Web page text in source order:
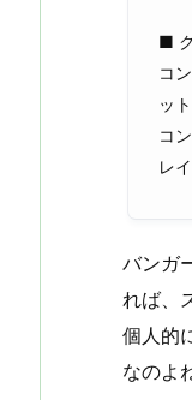
■
コ
ッ
コ
レ
バンガ
れば、
個人的
なのよ